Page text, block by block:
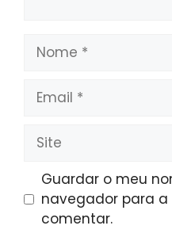
Nome
Email
Site
Guardar o meu
navegador para a
comentar.